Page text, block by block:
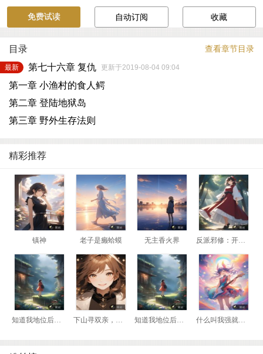
免费试读 自动订阅 收藏
目录 查看章节目录
最新 第七十六章 复仇 更新于2019-08-04 09:04
第一章 小渔村的食人鳄
第二章 登陆地狱岛
第三章 野外生存法则
精彩推荐
镇神 老子是癞蛤蟆 无主香火界 反派邪修：开局我是瘸腿老头
知道我地位后，前妻悔哭了 下山寻双亲，我靠相术断生死！ 知道我地位后，前妻悔哭了 什么叫我强就该死？那我换到妖兽阵营！